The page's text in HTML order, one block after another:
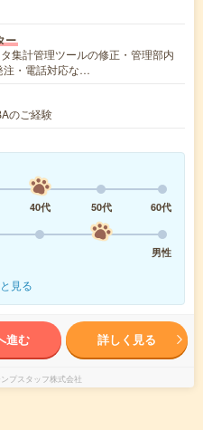
ー
集計管理ツールの修正・管理部内
注・電話対応な…
のご経験
40代 50代
60代
男性
見る
進む 詳しく見る
プスタッフ株式会社